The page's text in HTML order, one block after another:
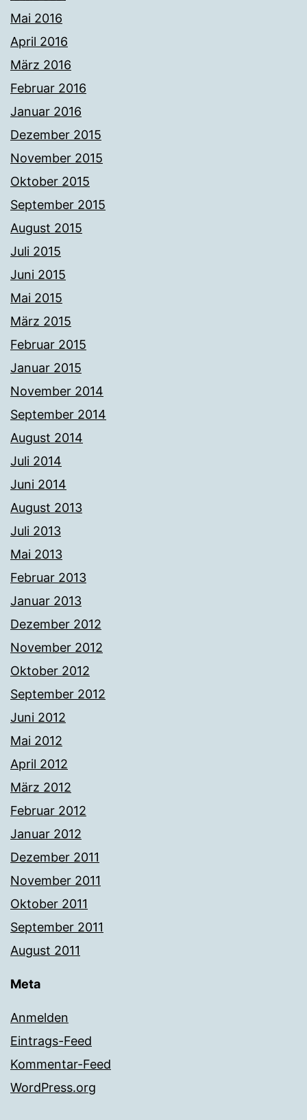
Mai 2016
April 2016
März 2016
Februar 2016
Januar 2016
Dezember 2015
November 2015
Oktober 2015
September 2015
August 2015
Juli 2015
Juni 2015
Mai 2015
März 2015
Februar 2015
Januar 2015
November 2014
September 2014
August 2014
Juli 2014
Juni 2014
August 2013
Juli 2013
Mai 2013
Februar 2013
Januar 2013
Dezember 2012
November 2012
Oktober 2012
September 2012
Juni 2012
Mai 2012
April 2012
März 2012
Februar 2012
Januar 2012
Dezember 2011
November 2011
Oktober 2011
September 2011
August 2011
Meta
Anmelden
Eintrags-Feed
Kommentar-Feed
WordPress.org